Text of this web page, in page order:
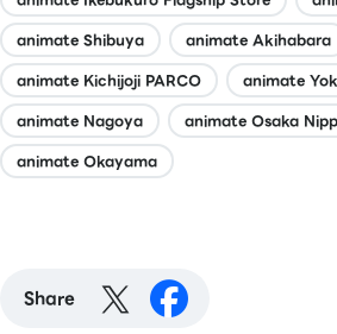
animate Shibuya
animate Akihabara
animate Kichijoji PARCO
animate
animate Nagoya
animate Osaka
animate Okayama
Share